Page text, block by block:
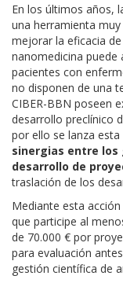
En los últimos años,
una herramienta
mejorar la eficacia
nanomedicina puede
pacientes con
no disponen de una
CIBER-BBN poseen
desarrollo preclínico
por ello se lanza
sinergias entre los
desarrollo de
traslación de los
Mediante esta
que participe al
de 70.000 € por
para evaluación
gestión científica de